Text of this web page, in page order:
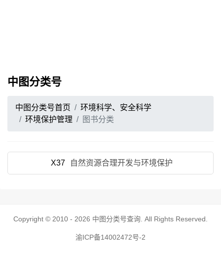
中图分类号
中图分类号首页
环境科学、安全科学
环境保护管理
图书分类
X37 自然资源合理开发与环境保护
Copyright © 2010 - 2026 中图分类号查询 . All Rights Reserved.
渝ICP备14002472号-2